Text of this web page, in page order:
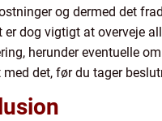
og dermed det
er dog vigtigt at overveje
herunder eventuelle
det, før du tager